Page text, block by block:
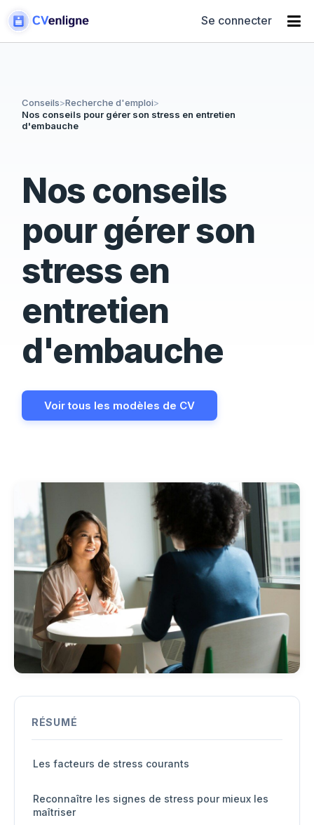
Se connecter
Conseils>Recherche d'emploi>
Nos conseils pour gérer son stress en entretien
d'embauche
Nos conseils
pour gérer son
stress en
entretien
d'embauche
Voir tous les modèles de CV
RÉSUMÉ
Les facteurs de stress courants
Reconnaître les signes de stress pour mieux les
maîtriser